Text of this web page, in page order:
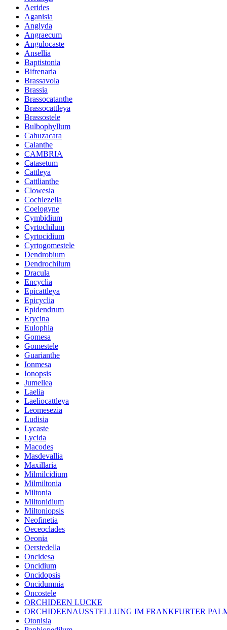
Aerides
Aganisia
Anglyda
Angraecum
Angulocaste
Ansellia
Baptistonia
Bifrenaria
Brassavola
Brassia
Brassocatanthe
Brassocattleya
Brassostele
Bulbophyllum
Cahuzacara
Calanthe
CAMBRIA
Catasetum
Cattleya
Cattlianthe
Clowesia
Cochlezella
Coelogyne
Cymbidium
Cyrtochilum
Cyrtocidium
Cyrtogomestele
Dendrobium
Dendrochilum
Dracula
Encyclia
Epicattleya
Epicyclia
Epidendrum
Erycina
Eulophia
Gomesa
Gomestele
Guarianthe
Ionmesa
Ionopsis
Jumellea
Laelia
Laeliocattleya
Leomesezia
Ludisia
Lycaste
Lycida
Macodes
Masdevallia
Maxillaria
Milmilcidium
Milmiltonia
Miltonia
Miltonidium
Miltoniopsis
Neofinetia
Oeceoclades
Oeonia
Oerstedella
Oncidesa
Oncidium
Oncidopsis
Oncidumnia
Oncostele
ORCHIDEEN LUCKE
ORCHIDEENAUSSTELLUNG IM FRANKFURTER
Otonisia